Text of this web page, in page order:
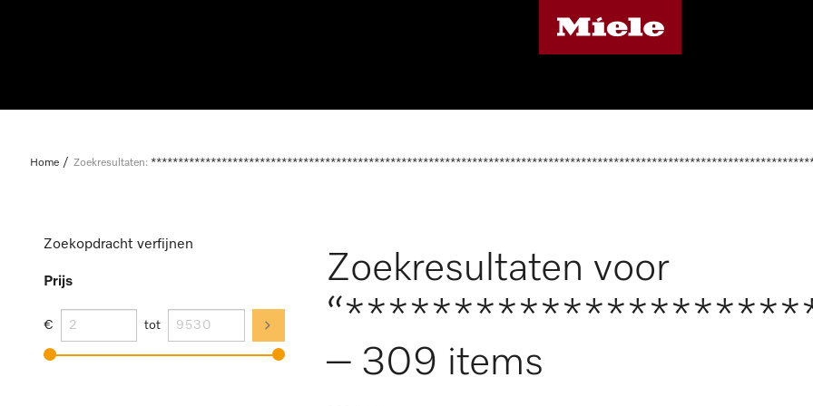
Home Zoekresultaten:
Zoekopdracht verfijnen
Prijs
€ tot
Zoekresultaten voor
– 309 items